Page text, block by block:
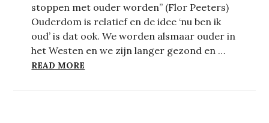
stoppen met ouder worden” (Flor Peeters)
Ouderdom is relatief en de idee ‘nu ben ik
oud’ is dat ook. We worden alsmaar ouder in
het Westen en we zijn langer gezond en …
READ MORE